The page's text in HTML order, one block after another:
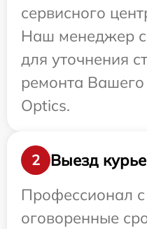
сервисного
Наш менеджер
для уточнения
ремонта Вашего
Optics.
2
Выезд
Профессионал
оговоренные